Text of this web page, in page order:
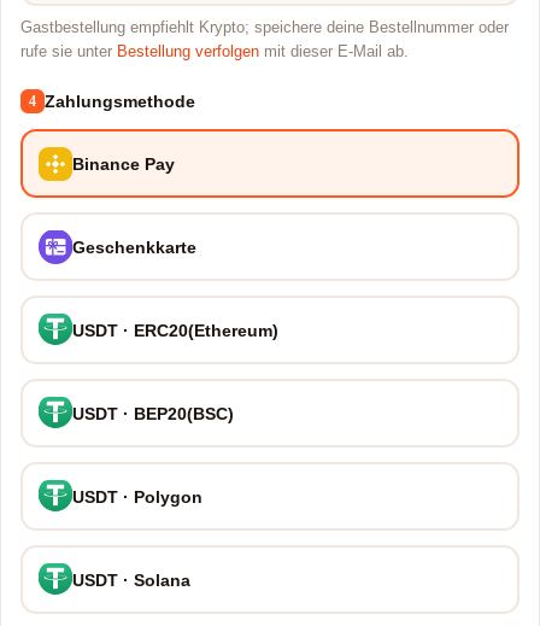
Gastbestellung empfiehlt Krypto; speichere deine Bestellnummer oder
rufe sie unter Bestellung verfolgen mit dieser E-Mail ab.
4 Zahlungsmethode
Binance Pay
Geschenkkarte
USDT · ERC20(Ethereum)
USDT · BEP20(BSC)
USDT · Polygon
USDT · Solana